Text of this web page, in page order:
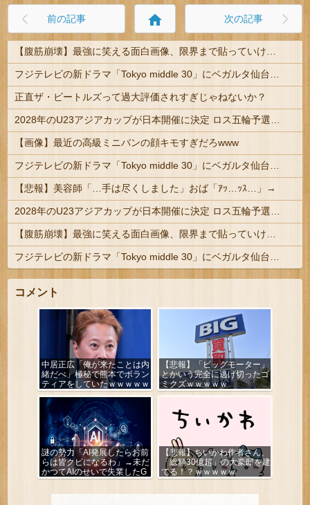
前の記事 home 次の記事
【腹筋崩壊】最強に笑える面白画像、限界まで貼っていけｗｗｗ
フジテレビの新ドラマ「Tokyo middle 30」にベガルタ仙台っぽいネタが登場
正直ザ・ビートルズって過大評価されすぎじゃねないか？
2028年のU23アジアカップが日本開催に決定 ロス五輪予選を兼ねた大会
【画像】最近の高級ミニバンの顔キモすぎだろwww
フジテレビの新ドラマ「Tokyo middle 30」にベガルタ仙台っぽいネタが登場
【悲報】美容師「…手は尽くしました」おば「ｱｯ…ｯｽ…」→
2028年のU23アジアカップが日本開催に決定 ロス五輪予選を兼ねた大会
【腹筋崩壊】最強に笑える面白画像、限界まで貼っていけｗｗｗ
フジテレビの新ドラマ「Tokyo middle 30」にベガルタ仙台っぽいネタが登場
コメント
中居正広「俺が来たことは内
緒だべ」極秘で熊本でボラン
ティアをしていたｗｗｗｗｗ
【悲報】「ビッグモーター」
とかいう完全に逃げ切ったゴ
ミクズｗｗｗｗｗ
謎の勢力「AI発展したらお前
らは皆クビになるわ」→未だ
かつてAIのせいで失業したG
民が0人の理由
【悲報】ちいかわ作者さん、
「総額30億超」の大豪邸を建
てる！？ｗｗｗｗｗ